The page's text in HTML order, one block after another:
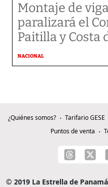
Montaje de
paralizará el
Paitilla y Costa
NACIONAL
¿Quiénes somos? Tarifario GESE
Puntos de venta
© 2019 La Estrella de Panamá